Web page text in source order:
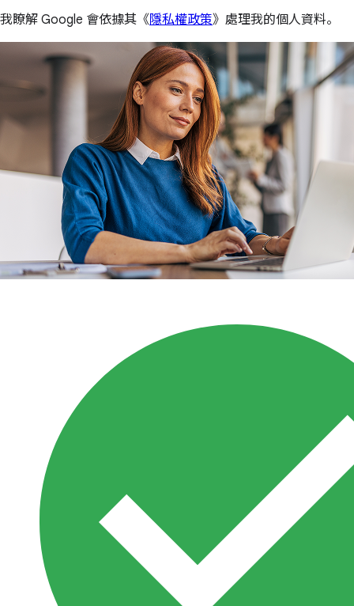
我瞭解 Google 會依據其《隱私權政策》處理我的個人資料。